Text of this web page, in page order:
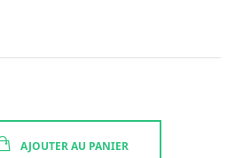
AJOUTER AU PANIER